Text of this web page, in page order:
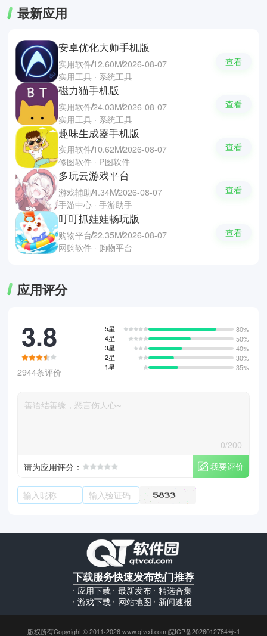
最新应用
安卓优化大师手机版
实用软件12.60M2026-08-07
实用工具 · 系统工具
查看
磁力猫手机版
实用软件24.03M2026-08-07
实用工具 · 系统工具
查看
趣味生成器手机版
实用软件10.62M2026-08-07
修图软件 · P图软件
查看
多玩云游戏平台
游戏辅助4.34M2026-08-07
手游中心 · 手游助手
查看
叮叮抓娃娃畅玩版
购物平台22.35M2026-08-07
网购软件 · 购物平台
查看
应用评分
3.8
2944条评价
5星
80%
4星
50%
3星
40%
2星
30%
1星
35%
0/200
请为应用评分：
我要评价
下载服务
应用下载
游戏下载
快速发布
最新发布
网站地图
热门推荐
精选合集
新闻速报
版权所有Copyright © 2011-2026 www.qtvcd.com 皖ICP备2026012784号-1